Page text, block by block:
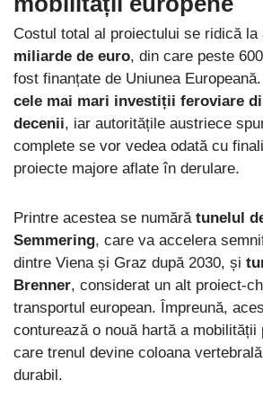
Costul total al proiectului se ridică la
miliarde de euro, din care peste
fost finanțate de Uniunea
cele mai mari investiții feroviare
decenii, iar autoritățile austriece
complete se vor vedea odată cu
proiecte majore aflate în derulare.
Printre acestea se numără tunelul
Semmering, care va accelera
dintre Viena și Graz după 2030, și
Brenner, considerat un alt proiect-
transportul european. Împreună,
conturează o nouă hartă a mobilității
care trenul devine coloana
durabil.